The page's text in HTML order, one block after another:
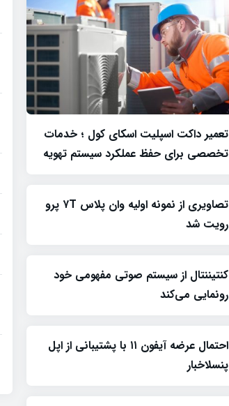
تعمیر داکت اسپلیت اسکای کول ؛ خدمات
تخصصی برای حفظ عملکرد سیستم تهویه
تصاویری از نمونه اولیه وان پلاس ۷T پرو
رویت شد
کنتیننتال از سیستم صوتی مفهومی خود
رونمایی می‌کند
احتمال عرضه آیفون ۱۱ با پشتیبانی از اپل
پنسلاخبار